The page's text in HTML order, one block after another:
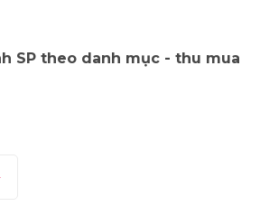
SP theo danh mục - thu mua